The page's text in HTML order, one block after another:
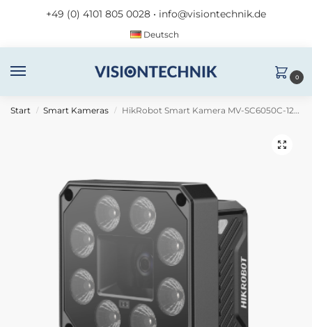
+49 (0) 4101 805 0028 • info@visiontechnik.de
Deutsch
0
Start / Smart Kameras / HikRobot Smart Kamera MV-SC6050C-12M-XBN